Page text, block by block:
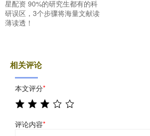
星配资 90%的研究生都有的科
研误区，3个步骤将海量文献读
薄读透！
相关评论
本文评分*
评论内容*